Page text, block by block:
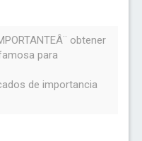
obtener
para
de importancia